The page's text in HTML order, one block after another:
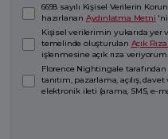
6698 sayılı Kişisel Verilerin
hazırlanan Aydınlatma Metni
Kişisel verilerimin yukarıda
temelinde oluşturulan Açık
işlenmesine açık rıza veriyorum.
Florence Nightingale
tanıtım, pazarlama, açılış,
elektronik ileti (arama, SMS, e-